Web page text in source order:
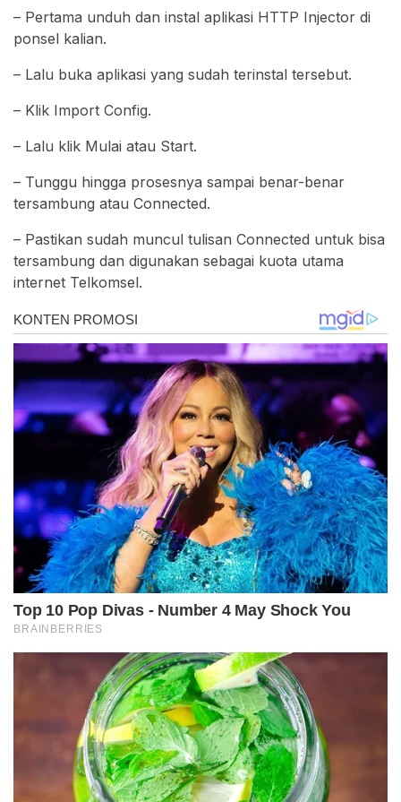
– Pertama unduh dan instal aplikasi HTTP Injector di
ponsel kalian.
– Lalu buka aplikasi yang sudah terinstal tersebut.
– Klik Import Config.
– Lalu klik Mulai atau Start.
– Tunggu hingga prosesnya sampai benar-benar
tersambung atau Connected.
– Pastikan sudah muncul tulisan Connected untuk bisa
tersambung dan digunakan sebagai kuota utama
internet Telkomsel.